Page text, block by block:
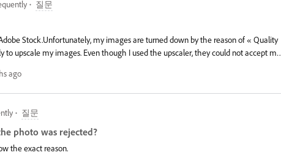
질문
Stock.Unfortunately, my images are turned down by the reason of « Quality
to upscale my images. Even though I used the upscaler, they could not accept my
ago
질문
photo was rejected?
the exact reason.